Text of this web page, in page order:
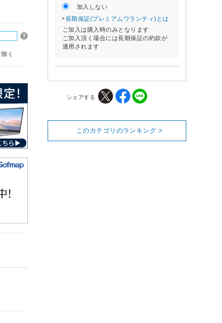
く
加入しない
長期保証(プレミアムワランティ)とは
ご加入は購入時のみとなります
ご加入頂く場合には長期保証の約款が
適用されます
シェアする
このカテゴリのランキング >